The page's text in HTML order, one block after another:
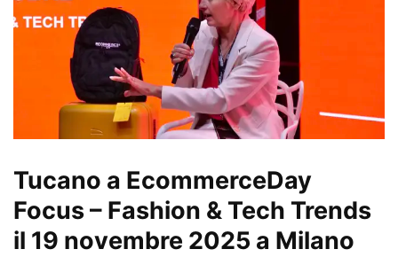
Tucano a EcommerceDay
Focus – Fashion & Tech Trends
il 19 novembre 2025 a Milano